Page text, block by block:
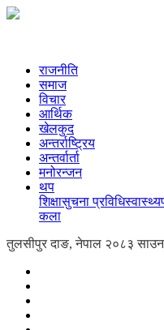
राजनीति
समाज
विचार
आर्थिक
खेलकुद
अन्तर्राष्ट्रिय
अन्तर्वार्ता
मनोरन्जन
थप
शिक्षासुचना प्रविधिस्वास्थ्य
कला
तुलसीपुर दाङ, नेपाल २०८३